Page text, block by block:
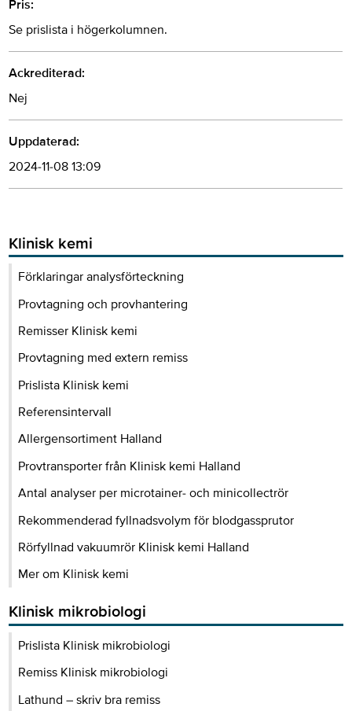
Pris:
Se prislista i högerkolumnen.
Ackrediterad:
Nej
Uppdaterad:
2024-11-08 13:09
Klinisk kemi
Förklaringar analysförteckning
Provtagning och provhantering
Remisser Klinisk kemi
Provtagning med extern remiss
Prislista Klinisk kemi
Referensintervall
Allergensortiment Halland
Provtransporter från Klinisk kemi Halland
Antal analyser per microtainer- och minicollectrör
Rekommenderad fyllnadsvolym för blodgassprutor
Rörfyllnad vakuumrör Klinisk kemi Halland
Mer om Klinisk kemi
Klinisk mikrobiologi
Prislista Klinisk mikrobiologi
Remiss Klinisk mikrobiologi
Lathund – skriv bra remiss